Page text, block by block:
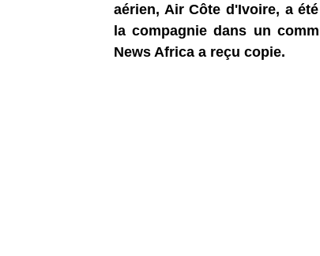
aérien, Air Côte d'Ivoire, a
la compagnie dans un
News Africa a reçu copie.